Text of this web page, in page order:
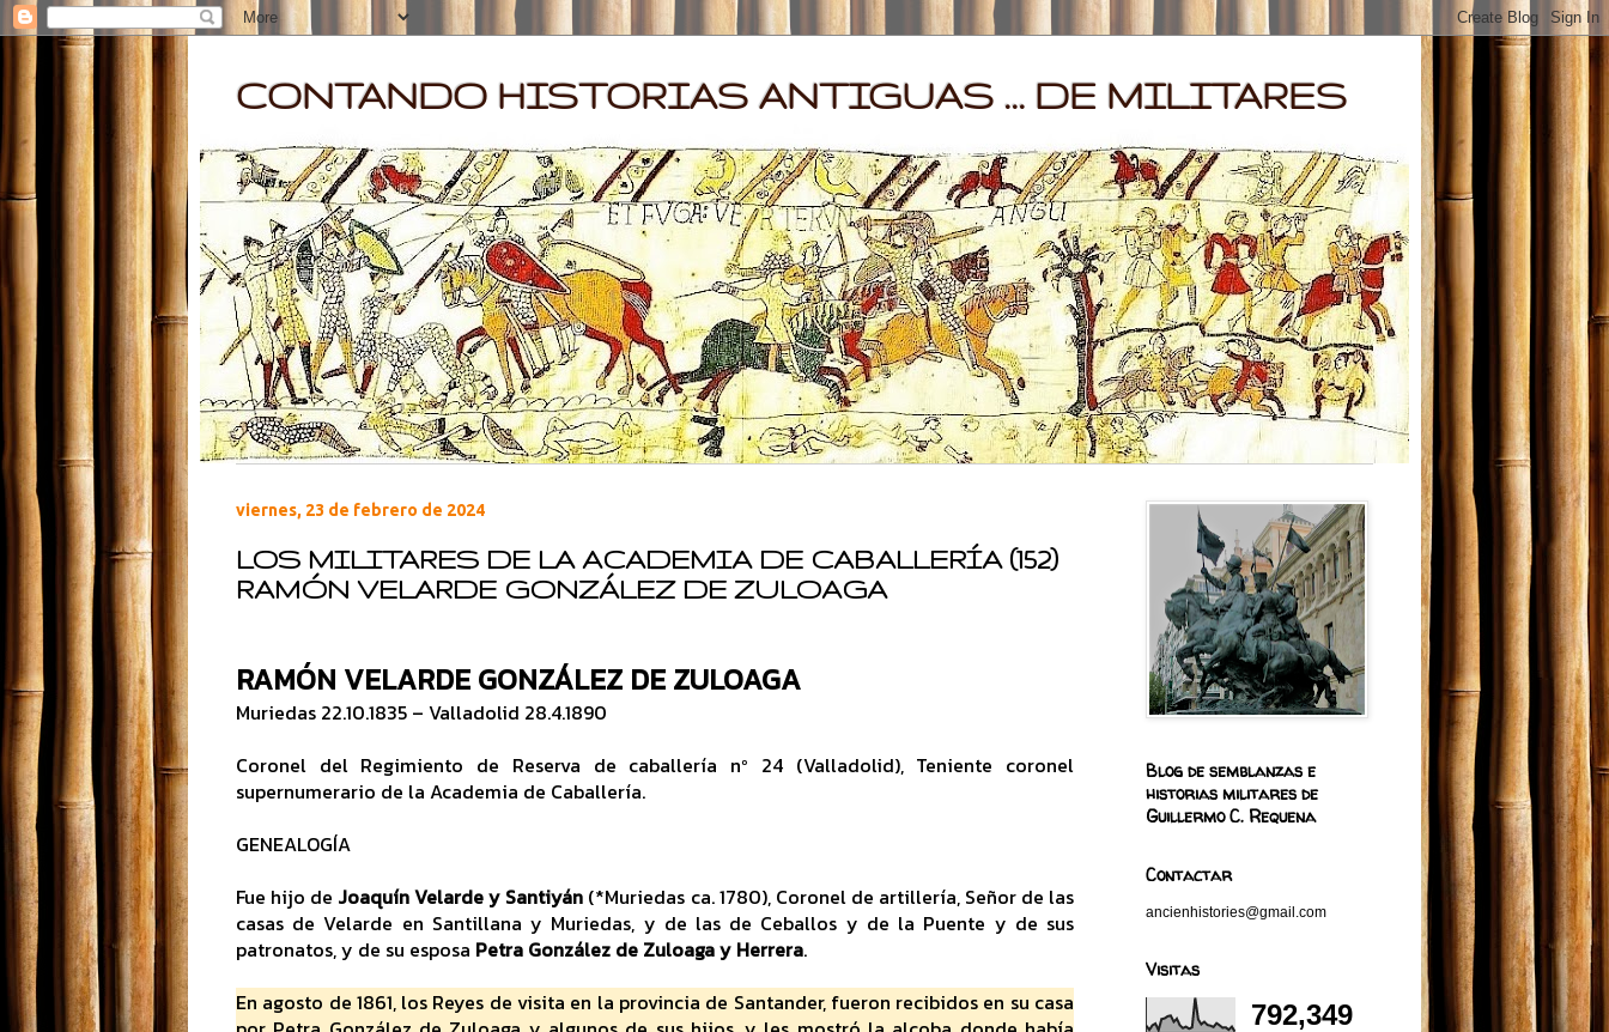
CONTANDO HISTORIAS ANTIGUAS ... DE MILITARES
viernes, 23 de febrero de 2024
LOS MILITARES DE LA ACADEMIA DE CABALLERÍA (152)
RAMÓN VELARDE GONZÁLEZ DE ZULOAGA
RAMÓN VELARDE GONZÁLEZ DE ZULOAGA
Muriedas 22.10.1835 – Valladolid 28.4.1890
Coronel del Regimiento de Reserva de caballería nº 24 (Valladolid), Teniente coronel
supernumerario de la Academia de Caballería.
GENEALOGÍA
Fue hijo de Joaquín Velarde y Santiyán (*Muriedas ca. 1780), Coronel de artillería, Señor de las
casas de Velarde en Santillana y Muriedas, y de las de Ceballos y de la Puente y de sus
patronatos, y de su esposa Petra González de Zuloaga y Herrera.
En agosto de 1861, los Reyes de visita en la provincia de Santander, fueron recibidos en su casa
Blog de semblanzas e
historias militares de
Guillermo C. Requena
Contactar
ancienhistories@gmail.com
Visitas
792,349